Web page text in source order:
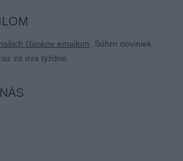
článkov emailom . Súhrn noviniek
za dva týždne.